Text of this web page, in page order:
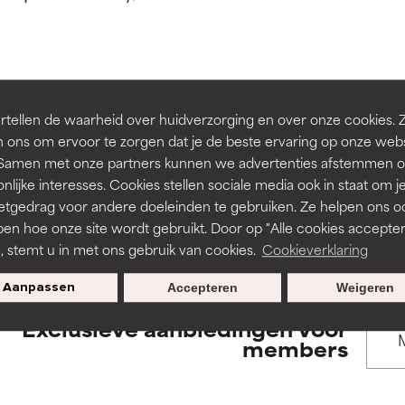
de waarheid over huidverzorging en over onze cookies.
ons om ervoor te zorgen dat je de beste ervaring op onze
met onze partners kunnen we advertenties afstemmen
interesses. Cookies stellen sociale media ook in staat om je
voor andere doeleinden te gebruiken. Ze helpen ons
hoe onze site wordt gebruikt. Door op "Alle cookies
stemt u in met ons gebruik van cookies. Cookieverklaring
Aanpassen Weigeren
Accepteren
BACK TO SEARCH
to assess ingredients in this dictionary. Regulations
irriterend maar kan esthetische, stabiliteits- of andere
is aanwezig. Het risico wordt vergroot als het gecombineerd
ingrediënten.
droogheid, enz. veroorzaken. Kan in sommige gevallen
het algemeen is bewezen dat het meer kwaad dan goed doet.
irriterend maar kan esthetische, stabiliteits- of andere
is aanwezig. Het risico wordt vergroot als het gecombineerd
ingrediënten.
droogheid, enz. veroorzaken. Kan in sommige gevallen
het algemeen is bewezen dat het meer kwaad dan goed doet.
Exclusieve aanbiedingen voor
members